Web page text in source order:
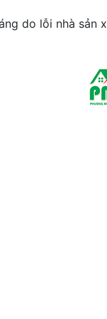
do lỗi nhà sản